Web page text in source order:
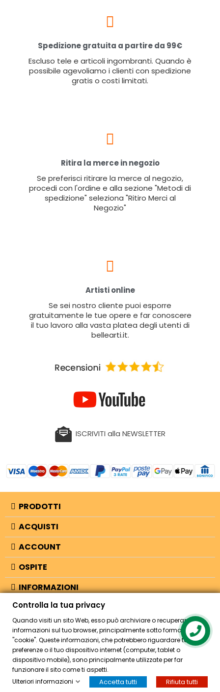
Spedizione gratuita a partire da 99€
Escluso tele e articoli ingombranti. Quando è
possibile agevoliamo i clienti con spedizione
gratis o costi limitati.
Ritira la merce in negozio
Se preferisci ritirare la merce al negozio,
procedi con l'ordine e alla sezione "Metodi di
spedizione" seleziona "Ritiro Merci al
Negozio"
Artisti online
Se sei nostro cliente puoi esporre
gratuitamente le tue opere e far conoscere
il tuo lavoro alla vasta platea degli utenti di
bellearti.it.
ISCRIVITI alla NEWSLETTER
PRODOTTI
ACQUISTI
ACCOUNT
OSPITE
INFORMAZIONI
NEGOZIO
© 2026 - Bellearti.it -credits
HOME ACCOUNT CASSA CERCA
Controlla la tua privacy
Quando visiti un sito Web, esso può archiviare o recuperare
informazioni sul tuo browser, principalmente sotto forma di
"cookie". Queste informazioni, che potrebbero riguardare te, le tue
preferenze o il tuo dispositivo internet (computer, tablet o
dispositivo mobile), sono principalmente utilizzate per far
funzionare il sito come ti aspetti.
Ulteriori informazioni
Accetta tutti Rifiuta tutti
Contact us